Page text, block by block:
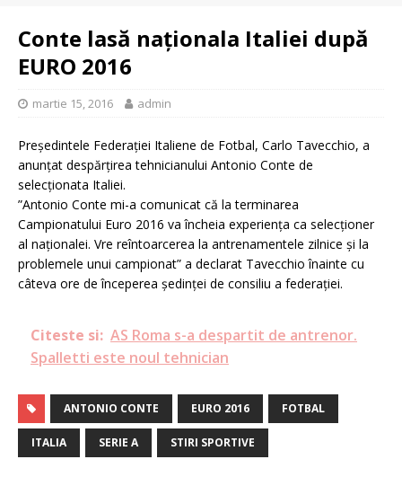
Conte lasă naționala Italiei după
EURO 2016
martie 15, 2016 admin
Președintele Federației Italiene de Fotbal, Carlo Tavecchio, a
anunțat despărțirea tehnicianului Antonio Conte de
selecționata Italiei.
”Antonio Conte mi-a comunicat că la terminarea
Campionatului Euro 2016 va încheia experiența ca selecționer
al naționalei. Vre reîntoarcerea la antrenamentele zilnice și la
problemele unui campionat” a declarat Tavecchio înainte cu
câteva ore de începerea ședinței de consiliu a federației.
Citeste si: AS Roma s-a despartit de antrenor.
Spalletti este noul tehnician
ANTONIO CONTE EURO 2016 FOTBAL
ITALIA SERIE A STIRI SPORTIVE